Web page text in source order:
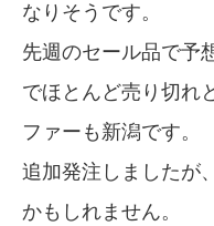
なりそうです。
先週のセール品で予
でほとんど売り切れ
ファーも新潟です。
追加発注しましたが
かもしれません。